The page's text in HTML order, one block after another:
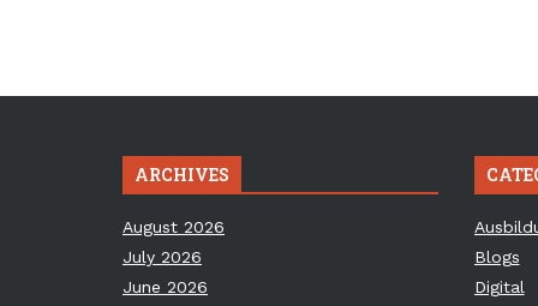
ARCHIVES
August 2026
July 2026
June 2026
Blogs
Digital